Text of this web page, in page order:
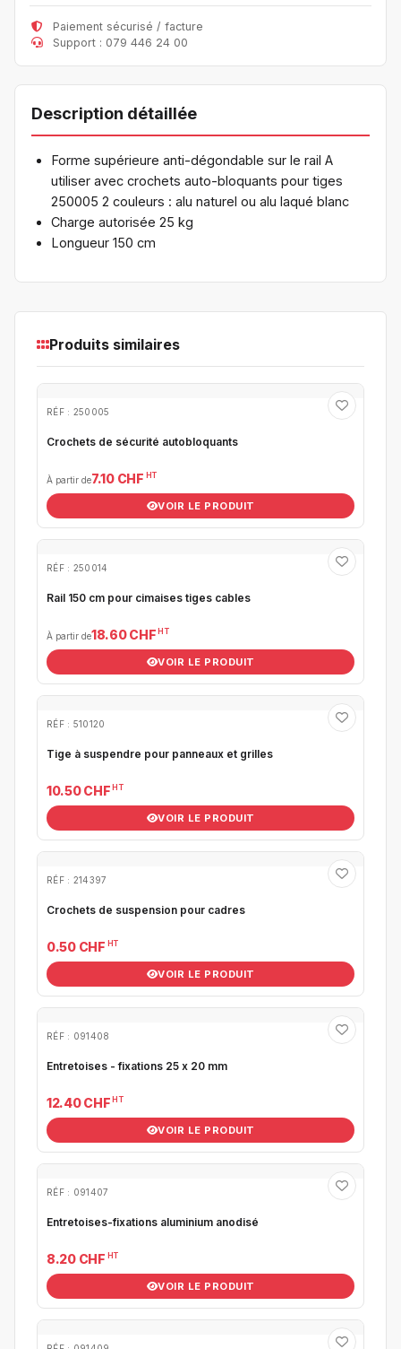
Paiement sécurisé / facture
Support : 079 446 24 00
Description détaillée
Forme supérieure anti-dégondable sur le rail A
utiliser avec crochets auto-bloquants pour tiges
250005 2 couleurs : alu naturel ou alu laqué blanc
Charge autorisée 25 kg
Longueur 150 cm
Produits similaires
RÉF : 250005
Crochets de sécurité autobloquants
À partir de7.10 CHF HT
VOIR LE PRODUIT
RÉF : 250014
Rail 150 cm pour cimaises tiges cables
À partir de18.60 CHF HT
VOIR LE PRODUIT
RÉF : 510120
Tige à suspendre pour panneaux et grilles
10.50 CHF HT
VOIR LE PRODUIT
RÉF : 214397
Crochets de suspension pour cadres
0.50 CHF HT
VOIR LE PRODUIT
RÉF : 091408
Entretoises - fixations 25 x 20 mm
12.40 CHF HT
VOIR LE PRODUIT
RÉF : 091407
Entretoises-fixations aluminium anodisé
8.20 CHF HT
VOIR LE PRODUIT